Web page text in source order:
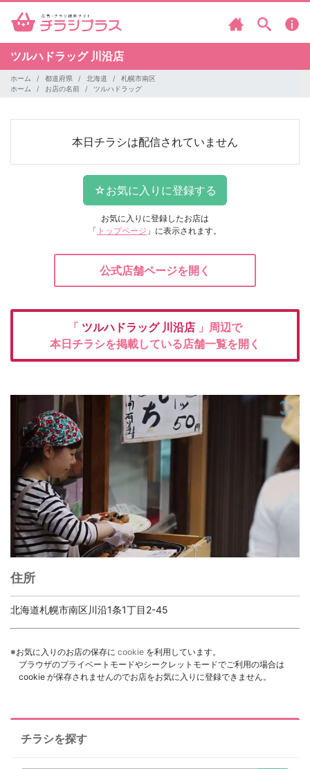
ツルハドラッグ 川沿店
ホーム 都道府県 北海道
札幌市南区
ホーム
お店の名前 ツルハドラッグ
本日チラシは配信されていません
お気に入りに登録したお店は
「 トップページ 」に表示されます。
公式店舗ページを開く
「 ツルハドラッグ 川沿店 」周辺で
本日チラシを掲載している店舗一覧を開く
住所
北海道札幌市南区川沿1条1丁目2-45
※お気に入りのお店の保存に cookie を利用しています。
ブラウザのプライベートモードやシークレットモードでご利用の場合は
cookie が保存されませんのでお店をお気に入りに登録できません。
チラシを探す